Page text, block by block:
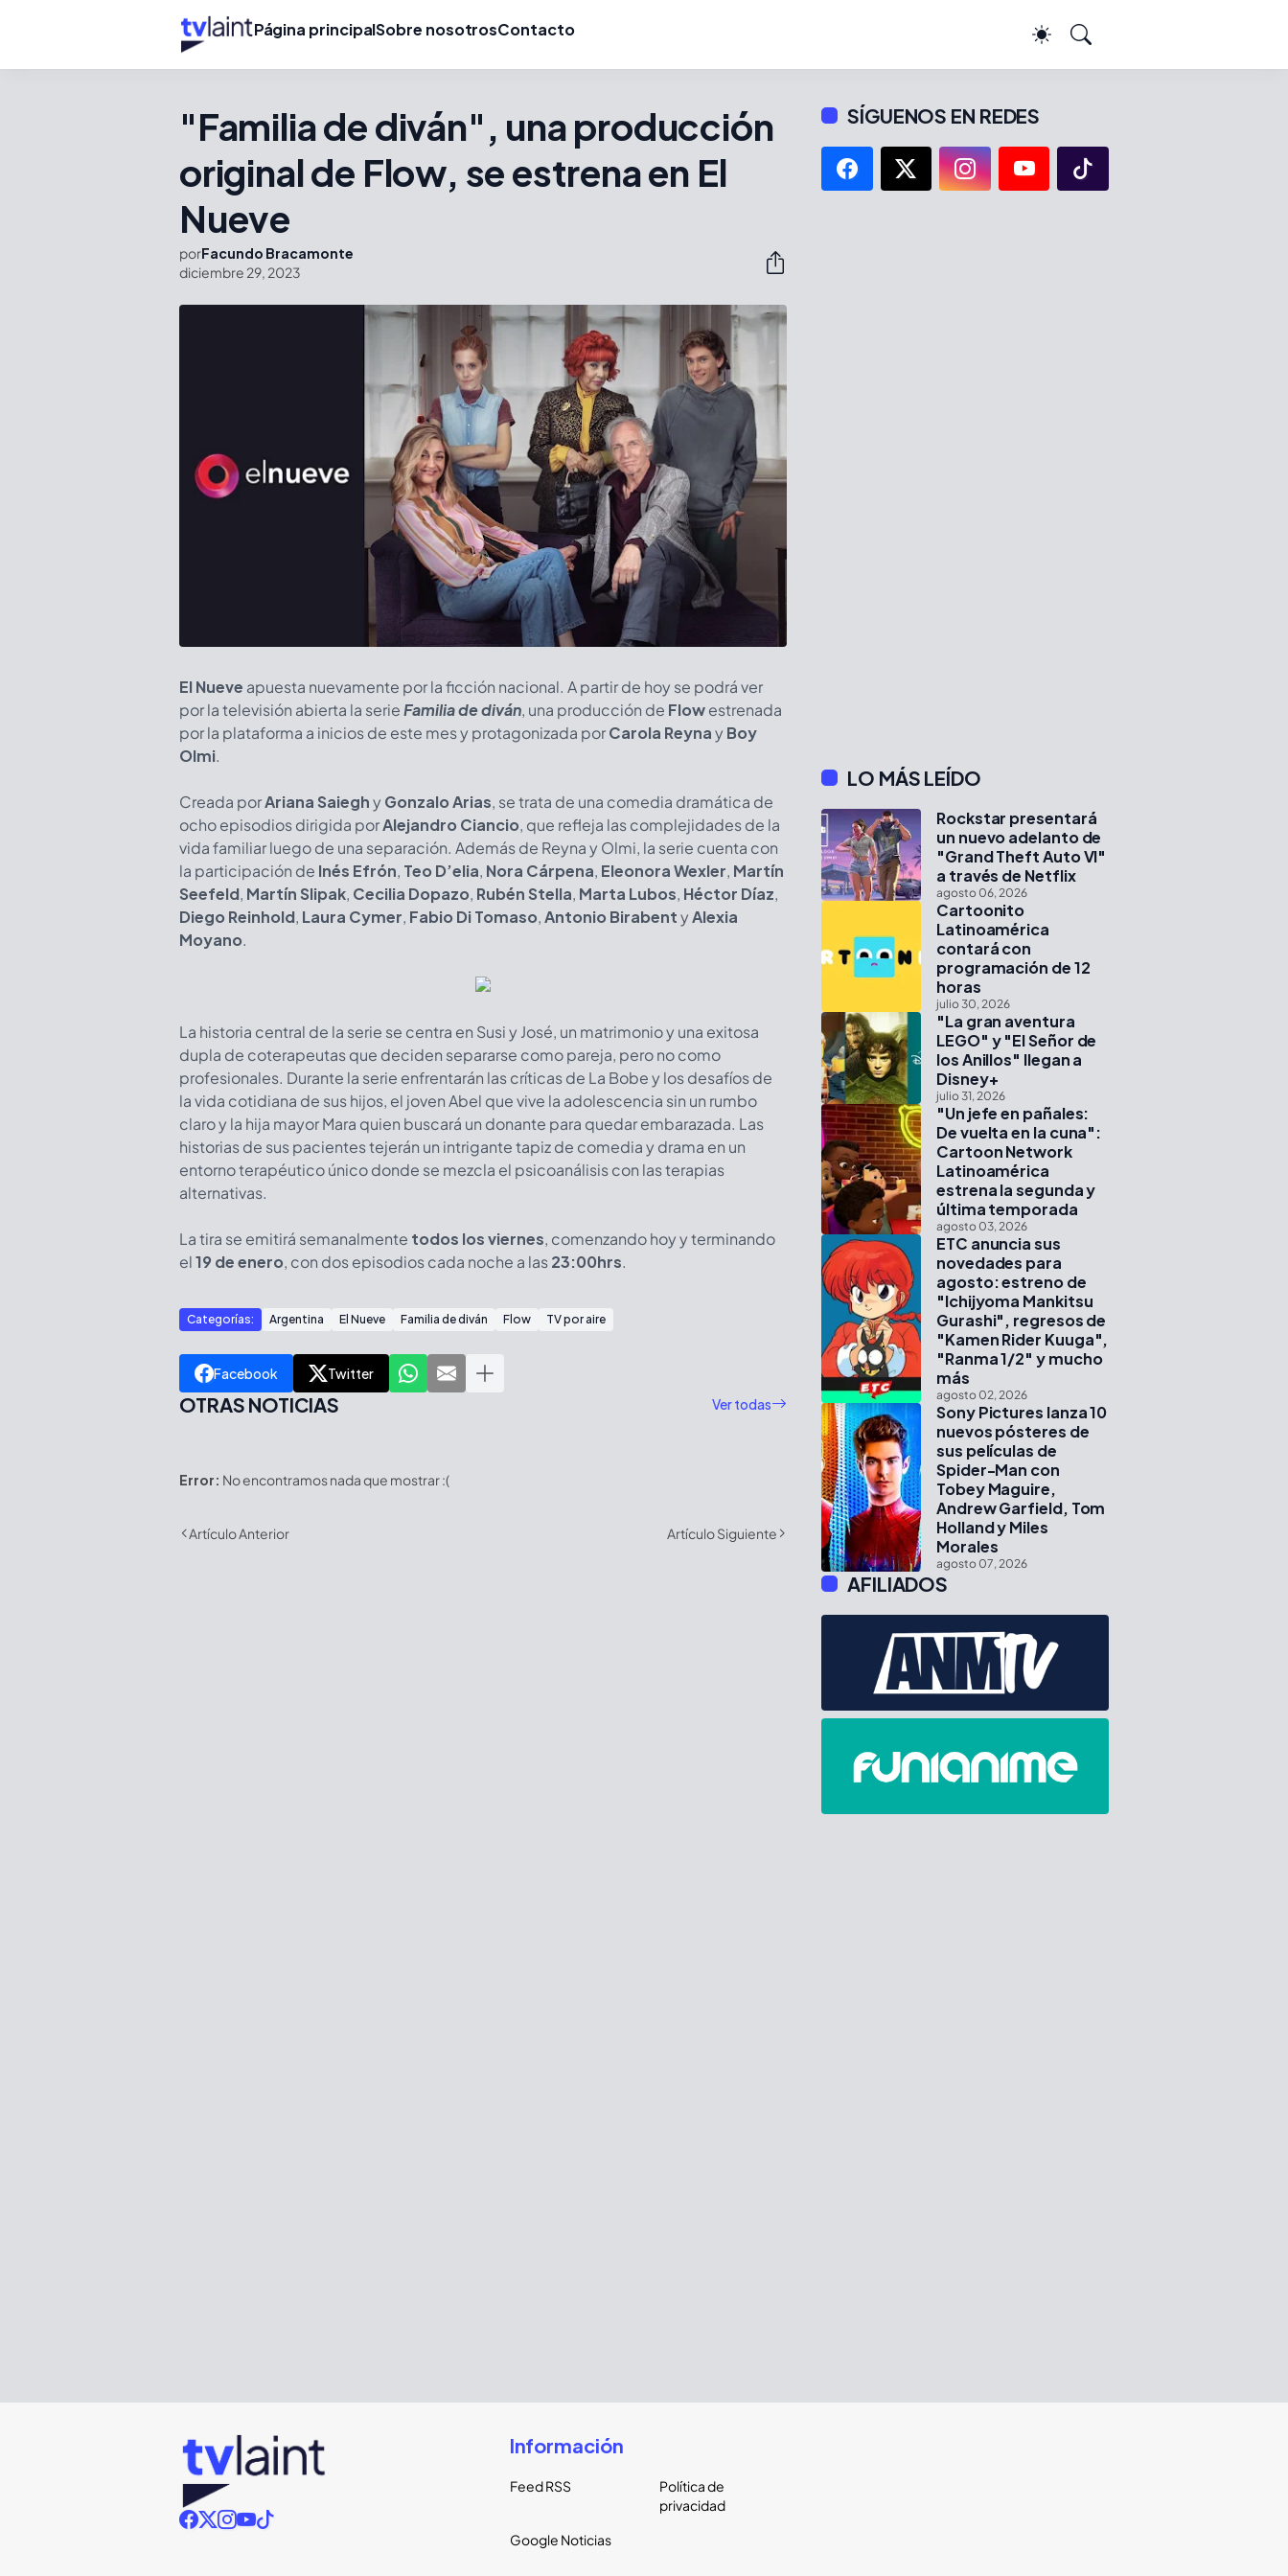
Página principalSobre nosotrosContacto
"Familia de diván", una producción
original de Flow, se estrena en El
Nueve
porFacundo Bracamonte
diciembre 29, 2023
El Nueve apuesta nuevamente por la ficción nacional. A partir de hoy se podrá ver
por la televisión abierta la serieFamilia de diván, una producción de Flowestrenada
por la plataforma a inicios de este mes y protagonizada porCarola ReynayBoy
Olmi.
Creada porAriana SaieghyGonzalo Arias, se trata de una comedia dramática de
ocho episodios dirigida porAlejandro Ciancio, que refleja las complejidades de la
vida familiar luego de una separación. Además de Reyna y Olmi, la serie cuenta con
la participación de Inés Efrón, Teo D’elia, Nora Cárpena, Eleonora Wexler, Martín
Seefeld, Martín Slipak, Cecilia Dopazo, Rubén Stella, Marta Lubos, Héctor Díaz,
Diego Reinhold, Laura Cymer, Fabio Di Tomaso,Antonio BirabentyAlexia
Moyano.
La historia central de la serie se centra en Susi y José, un matrimonio y una exitosa
dupla de coterapeutas que deciden separarse como pareja, pero no como
profesionales. Durante la serie enfrentarán las críticas de La Bobe y los desafíos de
la vida cotidiana de sus hijos, el joven Abel que vive la adolescencia sin un rumbo
claro y la hija mayor Mara quien buscará un donante para quedar embarazada. Las
historias de sus pacientes tejerán un intrigante tapiz de comedia y drama en un
entorno terapéutico único donde se mezcla el psicoanálisis con las terapias
alternativas.
La tira se emitirá semanalmente todos los viernes, comenzando hoy y terminando
el19 de enero, con dos episodios cada noche a las23:00hrs.
Categorías: Argentina El Nueve Familia de diván Flow TV por aire
Facebook Twitter
OTRAS NOTICIAS Ver todas
Error: No encontramos nada que mostrar :(
Artículo Anterior Artículo Siguiente
SÍGUENOS EN REDES
LO MÁS LEÍDO
Rockstar presentará
un nuevo adelanto de
"Grand Theft Auto VI"
a través de Netflix
agosto 06, 2026
Cartoonito
Latinoamérica
contará con
programación de 12
horas
julio 30, 2026
"La gran aventura
LEGO" y "El Señor de
los Anillos" llegan a
Disney+
julio 31, 2026
"Un jefe en pañales:
De vuelta en la cuna":
Cartoon Network
Latinoamérica
estrena la segunda y
última temporada
agosto 03, 2026
ETC anuncia sus
novedades para
agosto: estreno de
"Ichijyoma Mankitsu
Gurashi", regresos de
"Kamen Rider Kuuga",
"Ranma 1/2" y mucho
más
agosto 02, 2026
Sony Pictures lanza 10
nuevos pósteres de
sus películas de
Spider-Man con
Tobey Maguire,
Andrew Garfield, Tom
Holland y Miles
Morales
agosto 07, 2026
AFILIADOS
Información
Feed RSS
Política de
privacidad
Google Noticias